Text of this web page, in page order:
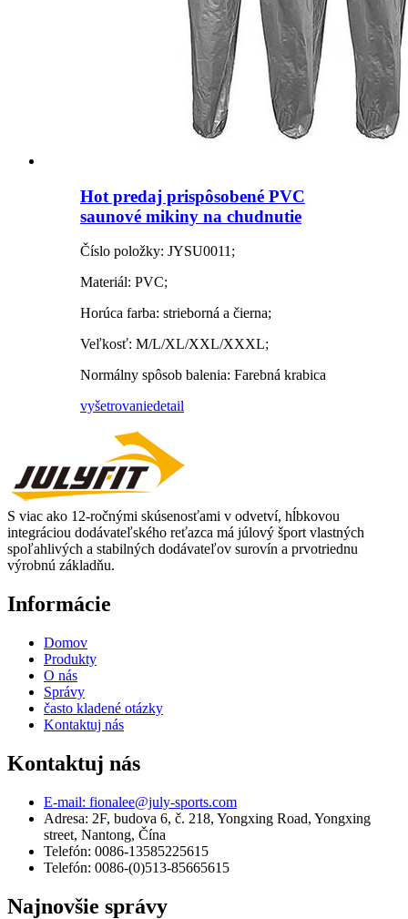
Hot predaj prispôsobené PVC
saunové mikiny na chudnutie
Číslo položky: JYSU0011;
Materiál: PVC;
Horúca farba: strieborná a čierna;
Veľkosť: M/L/XL/XXL/XXXL;
Normálny spôsob balenia: Farebná krabica
vyšetrovaniedetail
S viac ako 12-ročnými skúsenosťami v odvetví, hĺbkovou
integráciou dodávateľského reťazca má júlový šport vlastných
spoľahlivých a stabilných dodávateľov surovín a prvotriednu
výrobnú základňu.
Informácie
Domov
Produkty
O nás
Správy
často kladené otázky
Kontaktuj nás
Kontaktuj nás
E-mail: fionalee@july-sports.com
Adresa: 2F, budova 6, č. 218, Yongxing Road, Yongxing
street, Nantong, Čína
Telefón: 0086-13585225615
Telefón: 0086-(0)513-85665615
Najnovšie správy